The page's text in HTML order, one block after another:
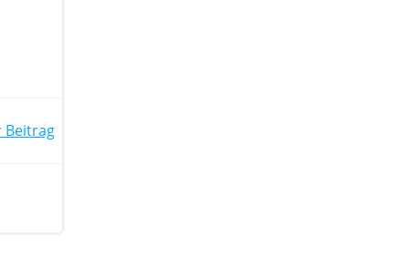
Beitrag